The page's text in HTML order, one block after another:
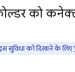
को
सुविधा को दिखाने के लिए